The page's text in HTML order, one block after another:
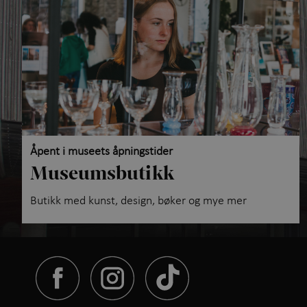
Åpent i museets åpningstider
Museumsbutikk
Butikk med kunst, design, bøker og mye mer